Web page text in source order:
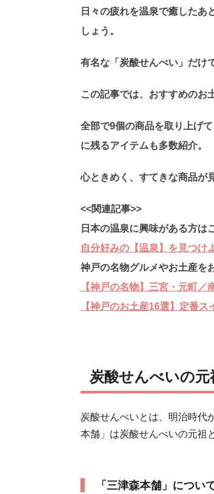
日々の疲れを温泉で癒したあ
しょう。
有名な「炭酸せんべい」だけ
この記事では、おすすめのお
全部で9個の商品を取り上げ
に残るアイテムも多数紹介。
心ときめく、すてきな商品が
<<関連記事>>
日本の温泉に興味がある方は
自分好みの【温泉】を見つけ
神戸の名物グルメやお土産を
【神戸の名物】三宮・元町／
【神戸のお土産16選】定番
炭酸せんべいの元
炭酸せんべいとは、明治時代
本舗」は炭酸せんべいの元祖
「三津森本舗」につい